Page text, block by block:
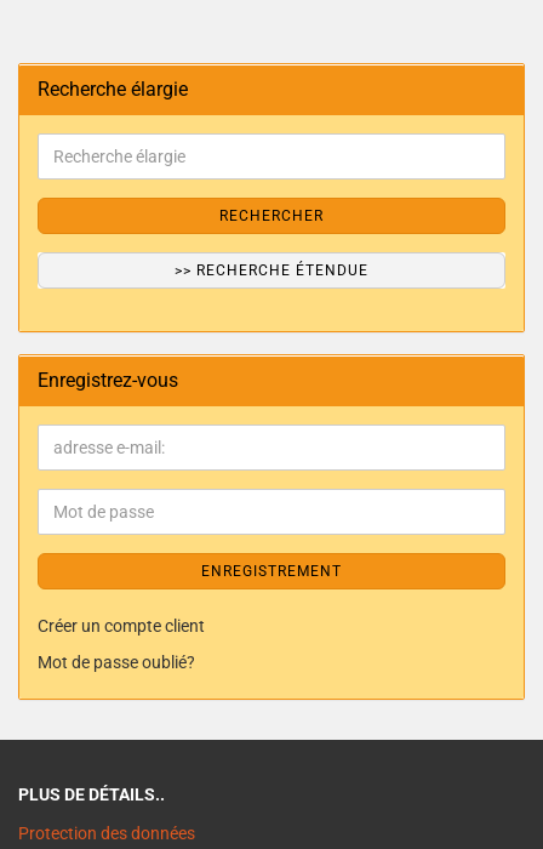
Recherche élargie
RECHERCHER
>> RECHERCHE ÉTENDUE
Enregistrez-vous
ENREGISTREMENT
Créer un compte client
Mot de passe oublié?
PLUS DE DÉTAILS..
Protection des données